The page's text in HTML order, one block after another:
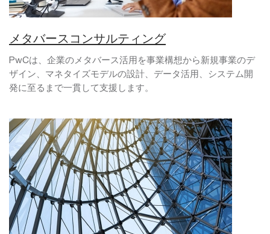
メタバースコンサルティング
PwCは、企業のメタバース活用を事業構想から新規事業のデ
ザイン、マネタイズモデルの設計、データ活用、システム開
発に至るまで一貫して支援します。